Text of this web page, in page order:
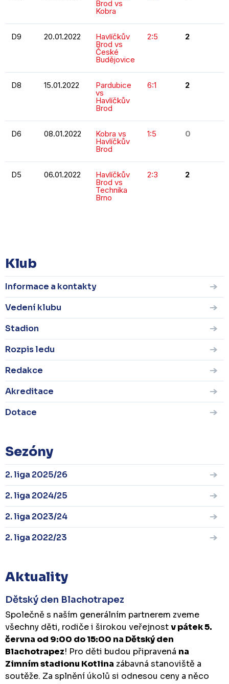
Brod vs
Kobra
D9 20.01.2022 Havlíčkův
Brod vs
České
Budějovice
2:5 2
D8 15.01.2022 Pardubice
vs
Havlíčkův
Brod
6:1 2
D6 08.01.2022 Kobra vs
Havlíčkův
Brod
1:5 0
D5 06.01.2022 Havlíčkův
Brod vs
Technika
Brno
2:3 2
Klub
Informace a kontakty
Vedení klubu
Stadion
Rozpis ledu
Redakce
Akreditace
Dotace
Sezóny
2. liga 2025/26
2. liga 2024/25
2. liga 2023/24
2. liga 2022/23
Aktuality
Dětský den Blachotrapez
Společně s naším generálním partnerem zveme
všechny děti, rodiče i širokou veřejnostv pátek 5.
června od 9:00 do 15:00 na Dětský den
Blachotrapez! Pro děti budou připravená na
Zimním stadionu Kotlina zábavná stanoviště a
soutěže. Za splnění úkolů si odnesou ceny a něco